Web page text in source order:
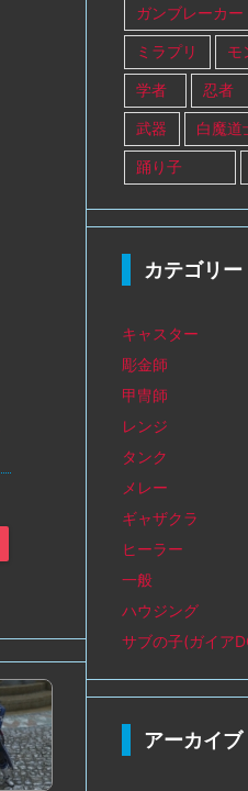
ガンブレーカー
ミラプリ モ
学者 忍者
武器 白魔道
踊り子
カテゴリー
キャスター
彫金師
甲冑師
レンジ
タンク
メレー
ギャザクラ
ヒーラー
一般
ハウジング
サブの子(ガイア
アーカイブ